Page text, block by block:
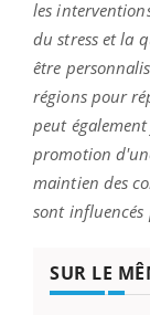
les
du stress et la
être
régions pour
peut
promotion
maintien des
sont
SUR LE